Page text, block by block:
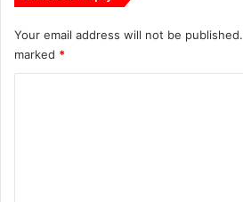
Your email address will not be published.
marked *